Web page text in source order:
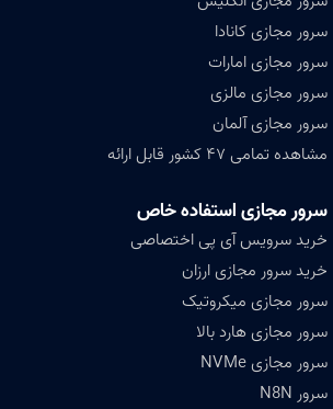
سرور مجازی کانادا
سرور مجازی امارات
سرور مجازی مالزی
سرور مجازی آلمان
مشاهده تمامی ۴۷ کشور قابل ارائه
سرور مجازی استفاده خاص
خرید سرویس آی پی اختصاصی
خرید سرور مجازی ارزان
سرور مجازی میکروتیک
سرور مجازی هارد بالا
سرور مجازی NVMe
سرور N8N